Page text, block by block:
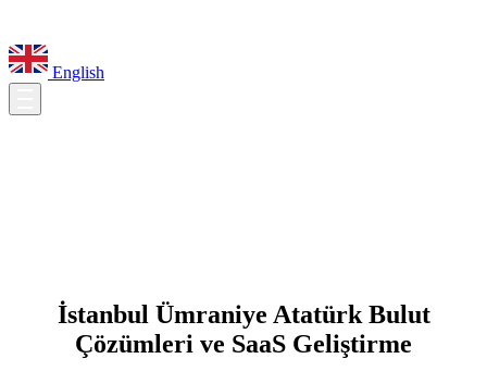
English
İstanbul Ümraniye Atatürk Bulut
Çözümleri ve SaaS Geliştirme